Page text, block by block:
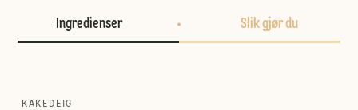
Ingredienser Slik gjør du
KAKEDEIG